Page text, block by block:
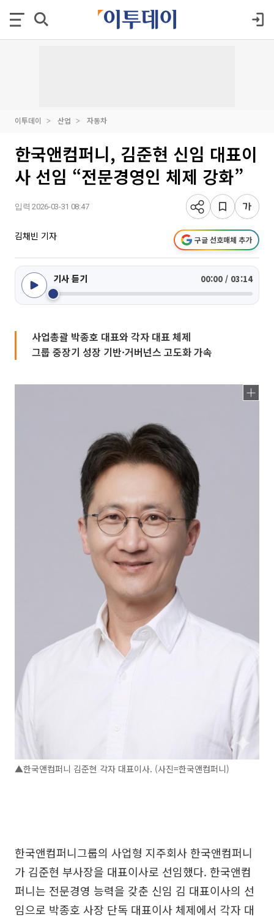
이투데이 산업 자동차
한국앤컴퍼니, 김준현 신임 대표이
사 선임 “전문경영인 체제 강화”
입력 2026-03-31 08:47
김채빈 기자 구글 선호매체 추가
기사 듣기 00:00 / 03:14
사업총괄 박종호 대표와 각자 대표 체제
그룹 중장기 성장 기반·거버넌스 고도화 가속
▲한국앤컴퍼니 김준현 각자 대표이사. (사진=한국앤컴퍼니)
한국앤컴퍼니그룹의 사업형 지주회사 한국앤컴퍼니
가 김준현 부사장을 대표이사로 선임했다. 한국앤컴
퍼니는 전문경영 능력을 갖춘 신임 김 대표이사의 선
임으로 박종호 사장 단독 대표이사 체제에서 각자 대